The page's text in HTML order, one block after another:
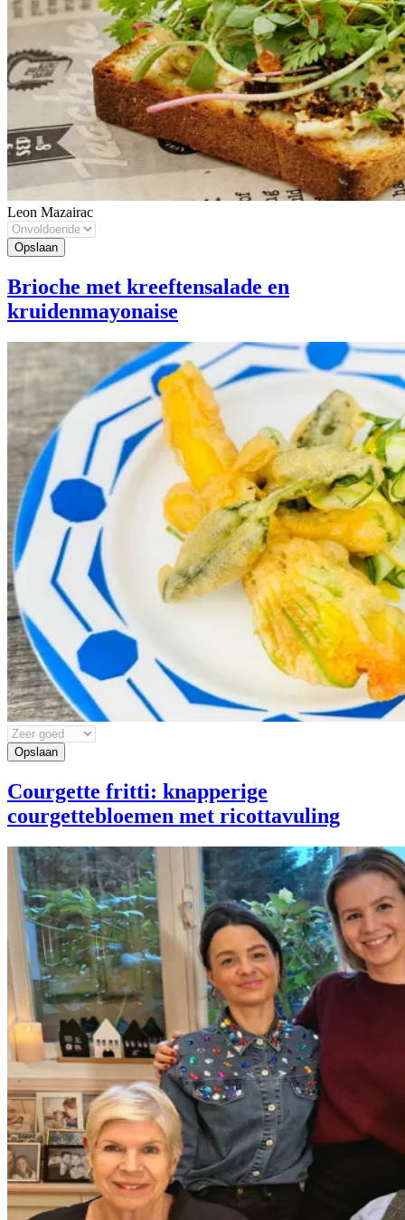
Leon Mazairac
Brioche met kreeftensalade en
kruidenmayonaise
Courgette fritti: knapperige
courgettebloemen met ricottavuling